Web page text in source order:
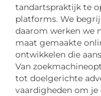
tandartspraktijk te
platforms. We
daarom werken we
maat gemaakte
ontwikkelen die
Van
tot doelgerichte
vaardigheden om